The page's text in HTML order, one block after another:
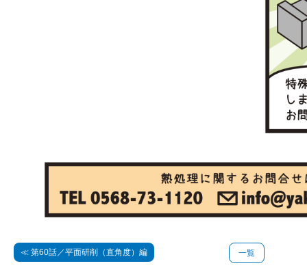
≪ 第60話／平面研削（直角度）編 一覧